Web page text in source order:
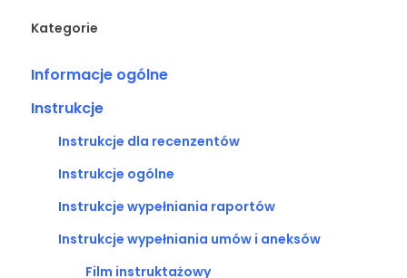
Kategorie
Informacje ogólne
Instrukcje
Instrukcje dla recenzentów
Instrukcje ogólne
Instrukcje wypełniania raportów
Instrukcje wypełniania umów i aneksów
Film instruktażowy